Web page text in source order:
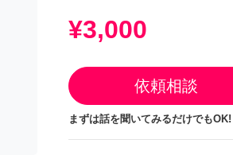
¥3,000
依頼相談
まずは話を聞いてみるだけでもOK!